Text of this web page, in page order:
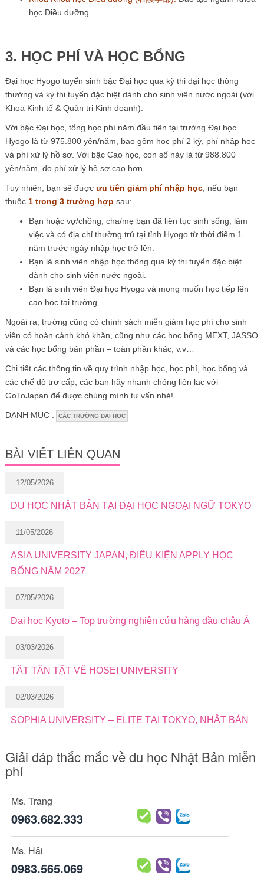
học Điều dưỡng.
3. HỌC PHÍ VÀ HỌC BỔNG
Đại học Hyogo tuyển sinh bậc Đại học qua kỳ thi đại học thông
thường và kỳ thi tuyển đặc biệt dành cho sinh viên nước ngoài (với
Khoa Kinh tế & Quản trị Kinh doanh).
Với bậc Đại học, tổng học phí năm đầu tiên tại trường Đại học
Hyogo là từ 975.800 yên/năm, bao gồm học phí 2 kỳ, phí nhập học
và phí xử lý hồ sơ. Với bậc Cao học, con số này là từ 988.800
yên/năm, do phí xử lý hồ sơ cao hơn.
Tuy nhiên, bạn sẽ được ưu tiên giảm phí nhập học, nếu bạn
thuộc 1 trong 3 trường hợp sau:
Bạn hoặc vợ/chồng, cha/mẹ bạn đã liên tục sinh sống, làm
việc và có địa chỉ thường trú tại tỉnh Hyogo từ thời điểm 1
năm trước ngày nhập học trở lên.
Bạn là sinh viên nhập học thông qua kỳ thi tuyển đặc biệt
dành cho sinh viên nước ngoài.
Bạn là sinh viên Đại học Hyogo và mong muốn học tiếp lên
cao học tại trường.
Ngoài ra, trường cũng có chính sách miễn giảm học phí cho sinh
viên có hoàn cảnh khó khăn, cũng như các học bổng MEXT, JASSO
và các học bổng bán phần – toàn phần khác, v.v…
Chi tiết các thông tin về quy trình nhập học, học phí, học bổng và
các chế độ trợ cấp, các bạn hãy nhanh chóng liên lạc với
GoToJapan để được chúng mình tư vấn nhé!
DANH MỤC : CÁC TRƯỜNG ĐẠI HỌC
BÀI VIẾT LIÊN QUAN
12/05/2026
DU HỌC NHẬT BẢN TẠI ĐẠI HỌC NGOẠI NGỮ TOKYO
11/05/2026
ASIA UNIVERSITY JAPAN, ĐIỀU KIỆN APPLY HỌC
BỔNG NĂM 2027
07/05/2026
Đại học Kyoto – Top trường nghiên cứu hàng đầu châu Á
03/03/2026
TẤT TẦN TẬT VỀ HOSEI UNIVERSITY
02/03/2026
SOPHIA UNIVERSITY – ELITE TẠI TOKYO, NHẬT BẢN
Giải đáp thắc mắc về du học Nhật Bản miễn
phí
Ms. Trang
0963.682.333
Ms. Hải
0983.565.069